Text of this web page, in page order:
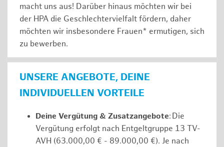
macht uns aus! Darüber hinaus möchten wir bei
der HPA die Geschlechtervielfalt fördern, daher
möchten wir insbesondere Frauen* ermutigen, sich
zu bewerben.
UNSERE ANGEBOTE, DEINE
INDIVIDUELLEN VORTEILE
Deine Vergütung & Zusatzangebote: Die
Vergütung erfolgt nach Entgeltgruppe 13 TV-
AVH (63.000,00 € - 89.000,00 €). Je nach